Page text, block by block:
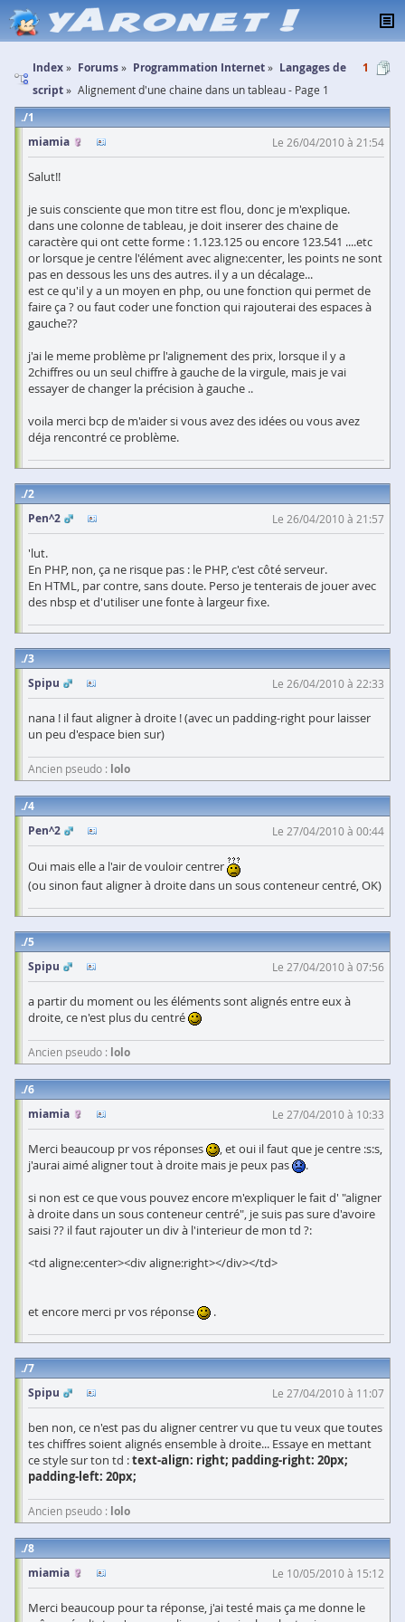
Index Forums Programmation Internet
Langages de
script
Alignement d'une chaine dans un tableau - Page 1
1
1
miamia
Le 26/04/2010 à 21:54
Salut!!
je suis consciente que mon titre est flou, donc je m'explique.
dans une colonne de tableau, je doit inserer des chaine de
caractère qui ont cette forme : 1.123.125 ou encore 123.541 ....etc
or lorsque je centre l'élément avec aligne:center, les points ne sont
pas en dessous les uns des autres. il y a un décalage...
est ce qu'il y a un moyen en php, ou une fonction qui permet de
faire ça ? ou faut coder une fonction qui rajouterai des espaces à
gauche??
j'ai le meme problème pr l'alignement des prix, lorsque il y a
2chiffres ou un seul chiffre à gauche de la virgule, mais je vai
essayer de changer la précision à gauche ..
voila merci bcp de m'aider si vous avez des idées ou vous avez
déja rencontré ce problème.
2
Pen^2
Le 26/04/2010 à 21:57
'lut.
En PHP, non, ça ne risque pas : le PHP, c'est côté serveur.
En HTML, par contre, sans doute. Perso je tenterais de jouer avec
des nbsp et d'utiliser une fonte à largeur fixe.
3
Spipu
Le 26/04/2010 à 22:33
nana ! il faut aligner à droite ! (avec un padding-right pour laisser
un peu d'espace bien sur)
Ancien pseudo : lolo
4
Pen^2
Le 27/04/2010 à 00:44
Oui mais elle a l'air de vouloir centrer
(ou sinon faut aligner à droite dans un sous conteneur centré, OK)
5
Spipu
Le 27/04/2010 à 07:56
a partir du moment ou les éléments sont alignés entre eux à
droite, ce n'est plus du centré
Ancien pseudo : lolo
6
miamia
Le 27/04/2010 à 10:33
Merci beaucoup pr vos réponses
, et oui il faut que je centre :s:s,
j'aurai aimé aligner tout à droite mais je peux pas
.
si non est ce que vous pouvez encore m'expliquer le fait d' "aligner
à droite dans un sous conteneur centré", je suis pas sure d'avoire
saisi ?? il faut rajouter un div à l'interieur de mon td ?:
<td aligne:center><div aligne:right></div></td>
et encore merci pr vos réponse .
7
Spipu
Le 27/04/2010 à 11:07
ben non, ce n'est pas du aligner centrer vu que tu veux que toutes
tes chiffres soient alignés ensemble à droite... Essaye en mettant
ce style sur ton td :text-align: right; padding-right: 20px;
padding-left: 20px;
Ancien pseudo : lolo
8
miamia
Le 10/05/2010 à 15:12
Merci beaucoup pour ta réponse, j'ai testé mais ça me donne le